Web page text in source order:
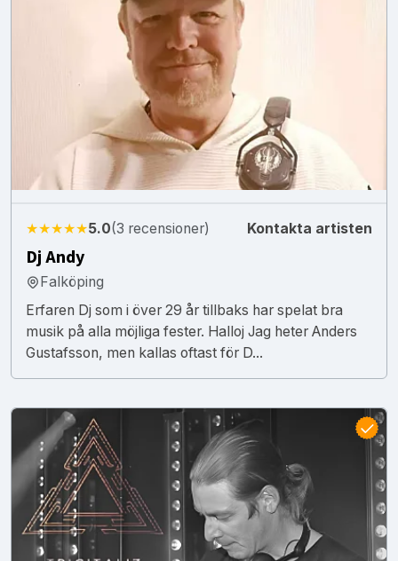
★★★★★5.0(3 recensioner) Kontakta artisten
Dj Andy
Falköping
Erfaren Dj som i över 29 år tillbaks har spelat bra
musik på alla möjliga fester. Halloj Jag heter Anders
Gustafsson, men kallas oftast för D...